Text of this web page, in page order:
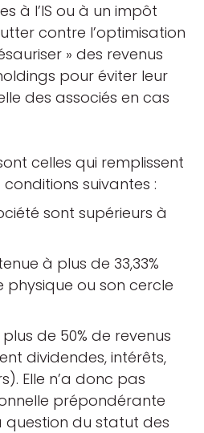
à l’IS ou à un impôt
contre l’optimisation
» des revenus
pour éviter leur
des associés en cas
celles qui remplissent
suivantes :
sont supérieurs à
à plus de 33,33%
physique ou son cercle
de 50% de revenus
dividendes, intérêts,
Elle n’a donc pas
prépondérante
question du statut des